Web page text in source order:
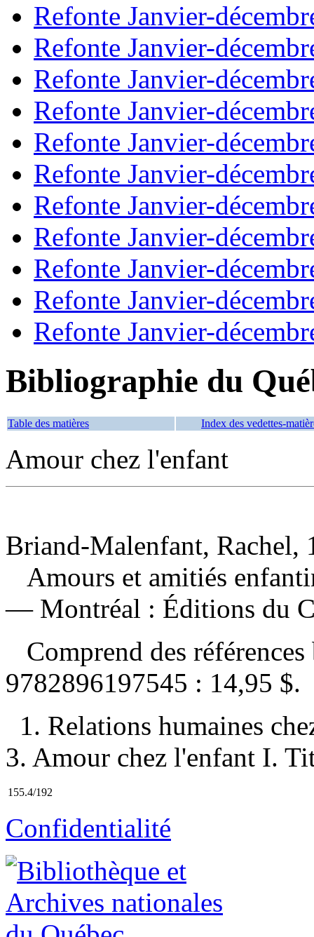
Refonte Janvier-
Refonte Janvier-
Refonte Janvier-
Refonte Janvier-
Refonte Janvier-
Refonte Janvier-
Refonte Janvier-
Refonte Janvier-
Refonte Janvier-
Refonte Janvier-
Refonte Janvier-
Bibliographie du
Table des matières Index des vedettes-
Amour chez l'enfant
Briand-Malenfant, Rachel,
Amours et amitiés
— Montréal : Éditions du
Comprend des
9782896197545 : 14,95 $.
1. Relations humaines
3. Amour chez l'enfant I.
155.4/192
Confidentialité